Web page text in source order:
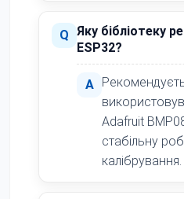
Q Яку бібліотеку
ESP32?
A
Adafruit
стабільну
калібрування.